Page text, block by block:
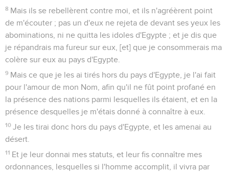
8 Mais ils se rebellèrent contre moi, et ils n'agréèrent point
de m'écouter ; pas un d'eux ne rejeta de devant ses yeux les
abominations, ni ne quitta les idoles d'Egypte ; et je dis que
je répandrais ma fureur sur eux, [et] que je consommerais ma
colère sur eux au pays d'Egypte.
9 Mais ce que je les ai tirés hors du pays d'Egypte, je l'ai fait
pour l'amour de mon Nom, afin qu'il ne fût point profané en
la présence des nations parmi lesquelles ils étaient, et en la
présence desquelles je m'étais donné à connaître à eux.
10 Je les tirai donc hors du pays d'Egypte, et les amenai au
désert.
11 Et je leur donnai mes statuts, et leur fis connaître mes
ordonnances, lesquelles si l'homme accomplit, il vivra par